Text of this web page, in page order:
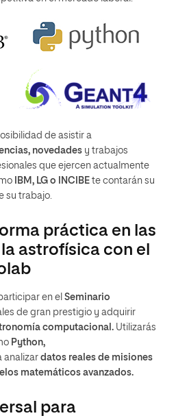
de asistir a
novedades y trabajos
que ejercen actualmente
IBM, LG o INCIBE te contarán su
su trabajo.
práctica en las
astrofísica con el
en el Seminario
de gran prestigio y adquirir
computacional. Utilizarás
Python,
analizar datos reales de misiones
matemáticos avanzados.
para